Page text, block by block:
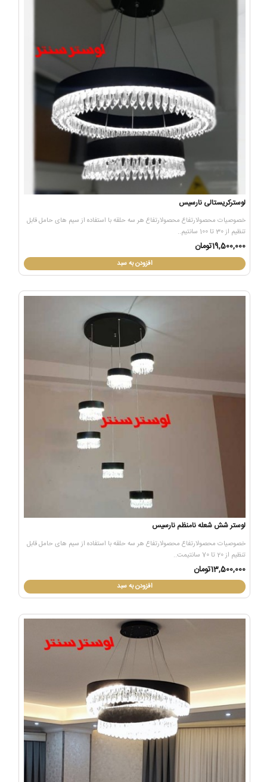
لوسترکریستالی نارسیس
خصوصیات محصولارتفاع محصولارتفاع هر سه حلقه با استفاده از سیم های حامل قابل
تنظیم از 30 تا 100 سانتیم..
19,500,000تومان
افزودن به سبد
لوستر شش شعله نامنظم نارسیس
خصوصیات محصولارتفاع محصولارتفاع هر سه حلقه با استفاده از سیم های حامل قابل
تنظیم از 20 تا 70 سانتیمت..
13,500,000تومان
افزودن به سبد